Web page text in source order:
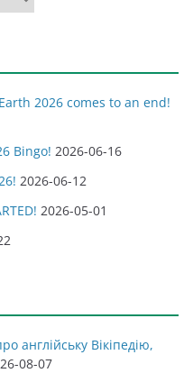
2026 comes to an end!
Bingo! 2026-06-16
2026-06-12
2026-05-01
англійську Вікіпедію,
08-07